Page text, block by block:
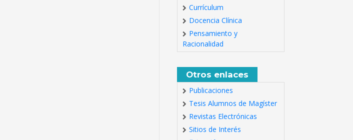
Currículum
Docencia Clínica
Pensamiento y
Racionalidad
Otros enlaces
Publicaciones
Tesis Alumnos de Magíster
Revistas Electrónicas
Sitios de Interés